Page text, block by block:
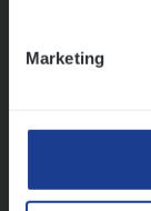
Marketing